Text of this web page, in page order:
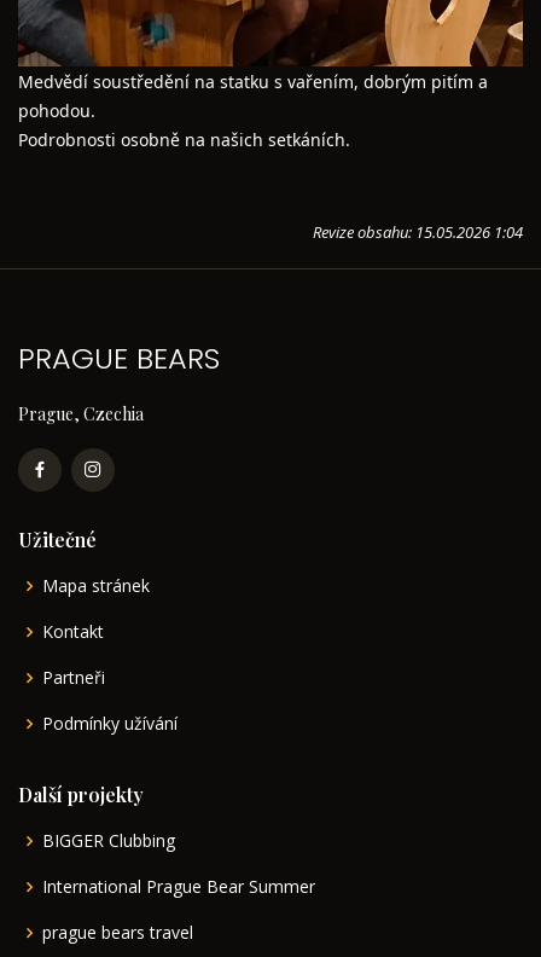
Medvědí soustředění na statku s vařením, dobrým pitím a
pohodou.
Podrobnosti osobně na našich setkáních.
Revize obsahu: 15.05.2026 1:04
PRAGUE BEARS
Prague, Czechia
Užitečné
Mapa stránek
Kontakt
Partneři
Podmínky užívání
Další projekty
BIGGER Clubbing
International Prague Bear Summer
prague bears travel